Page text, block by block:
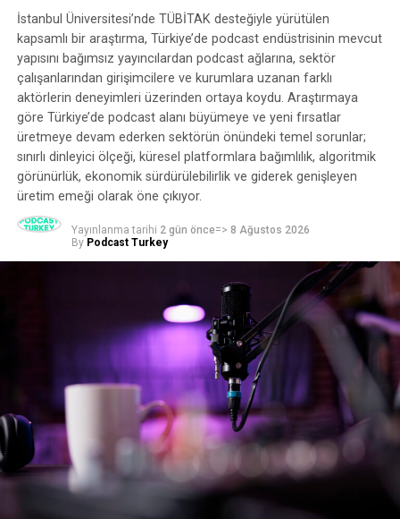
tutarlı olmak.
Bundan sonra, biraz daha fazla planlama ve strateji
gerektirebilecek daha büyük birkaç hedef düşünün. Bu
niyetler orta vadeli hedefler olarak görülebilir ve
gerçekleştirilmesi birkaç ayı daha alacaktır. Belirli sayıda
dinleyiciye ulaşmak, içeriğinize video da dahil olmak
üzere daha yenilikçi grafikler oluşturmak, bir haber
bülteni yayınlamak, hayalinizdeki misafiri ağırlamak veya
bir sponsor bulmak gibi hususlar bu kategoriye girer.
Son olarak, uzun vadeli hedeflerinizi planlayın. Bunu
Aralık 2023’ün sonunda başarmış olacağınız tüm
başarılar olarak düşünün. Bu fikirler arasında belirli bir
miktarda gelir elde etmek, bir podcast ödülü kazanmak
veya bu yıl bir podcast konferansında konuşmak yer
alabilir. Tüm kısa ve orta vadeli hedeflerinizin başarısının
birikimini de ekleyebilirsiniz.
2. Adım: Başarının Ölçüsü
Artık kısa, orta ve uzun vadeli hedeflerin bir listesine
sahip olduğumuza göre, bir sonraki adım başarı
ölçümünüzü tanımlamaktır.
İstanbul Üniversitesi’nde TÜBİTAK desteğiyle yürütülen
kapsamlı bir araştırma, Türkiye’de podcast endüstrisinin mevcut
yapısını bağımsız yayıncılardan podcast ağlarına, sektör
çalışanlarından girişimcilere ve kurumlara uzanan farklı
aktörlerin deneyimleri üzerinden ortaya koydu. Araştırmaya
göre Türkiye’de podcast alanı büyümeye ve yeni fırsatlar
üretmeye devam ederken sektörün önündeki temel sorunlar;
sınırlı dinleyici ölçeği, küresel platformlara bağımlılık, algoritmik
görünürlük, ekonomik sürdürülebilirlik ve giderek genişleyen
üretim emeği olarak öne çıkıyor.
Yayınlanma tarihi 2 gün önce=> 8 Ağustos 2026
By Podcast Turkey